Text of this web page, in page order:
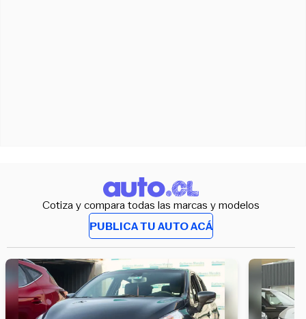
Cotiza y compara todas las marcas y modelos
PUBLICA TU AUTO ACÁ